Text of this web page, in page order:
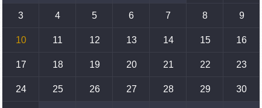
15:10 02.10.2023
սպառնալիքները կասեցնելու համար. իսպանացի
պատգամավորը Գորիսում է
14:54 02.10.2023
տեղակայված հայկական դիրքերի անձնակազմի
3 4 5 6 7 8 9
10 11 12 13 14 15 16
17 18 19 20 21 22 23
24 25 26 27 28 29 30